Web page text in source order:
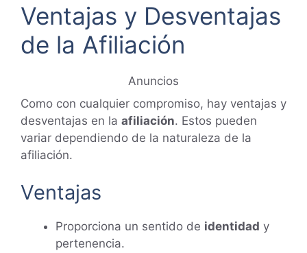
Ventajas y Desventajas
de la Afiliación
Anuncios
Como con cualquier compromiso, hay ventajas y
desventajas en la afiliación. Estos pueden
variar dependiendo de la naturaleza de la
afiliación.
Ventajas
Proporciona un sentido de identidad y
pertenencia.